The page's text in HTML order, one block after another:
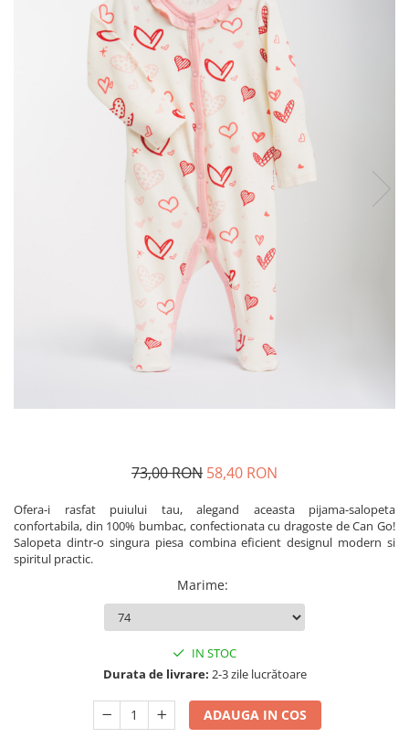
Produse pentru casa
Idei pentru casa
Prosoape bucatarie
73,00 RON 58,40 RON
Ofera-i rasfat puiului tau, alegand aceasta pijama-salopeta
confortabila, din 100% bumbac, confectionata cu dragoste de Can Go!
Salopeta dintr-o singura piesa combina eficient designul modern si
spiritul practic.
Marime:
IN STOC
Durata de livrare: 2-3 zile lucrătoare
ADAUGA IN COS